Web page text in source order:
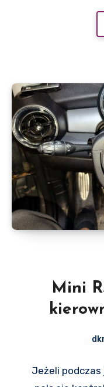
Mini
Jeżeli podczas